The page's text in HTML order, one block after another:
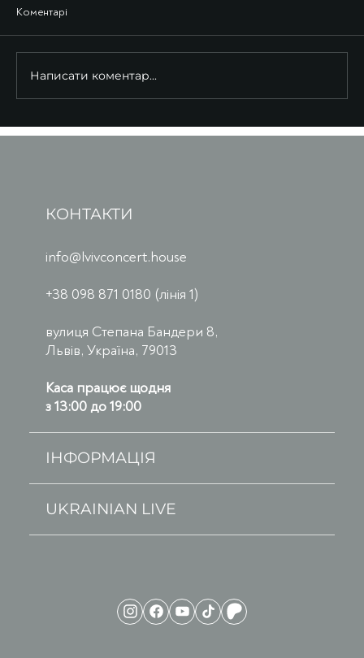
Коментарі
Написати коментар...
КОНТАКТИ
info@lvivconcert.house
+38 098 871 0180 (лінія 1)
вулиця Степана Бандери 8,
Львів, Україна, 79013
Каса працює щодня
з 13:00 до 19:00
ІНФОРМАЦІЯ
UKRAINIAN LIVE